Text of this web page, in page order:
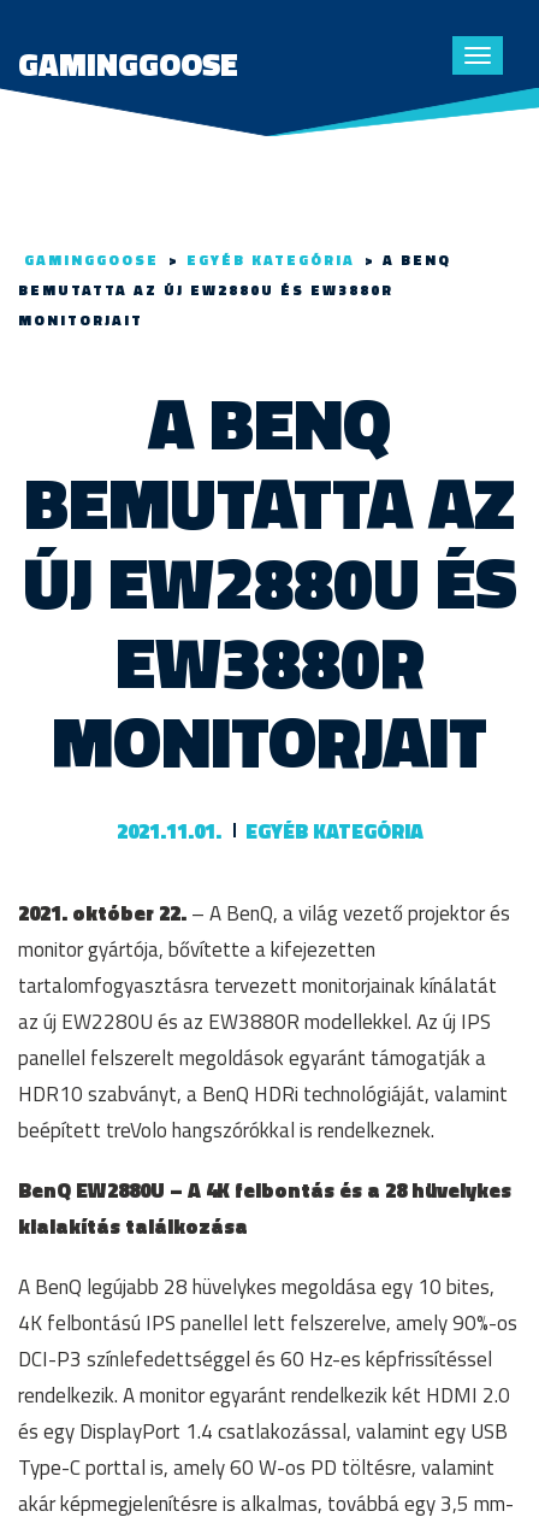
Toggle
GAMINGGOOSE
GAMINGGOOSE > EGYÉB KATEGÓRIA > A BENQ
BEMUTATTA AZ ÚJ EW2880U ÉS EW3880R
MONITORJAIT
A BENQ
BEMUTATTA AZ
ÚJ EW2880U ÉS
EW3880R
MONITORJAIT
2021.11.01. EGYÉB KATEGÓRIA
2021. október 22.– A BenQ, a világ vezető projektor és
monitor gyártója, bővítette a kifejezetten
tartalomfogyasztásra tervezett monitorjainak kínálatát
az új EW2280U és az EW3880R modellekkel. Az új IPS
panellel felszerelt megoldások egyaránt támogatják a
HDR10 szabványt, a BenQ HDRi technológiáját, valamint
beépített treVolo hangszórókkal is rendelkeznek.
BenQ EW2880U – A 4K felbontás és a 28 hüvelykes
kialakítás találkozása
A BenQ legújabb 28 hüvelykes megoldása egy 10 bites,
4K felbontású IPS panellel lett felszerelve, amely 90%-os
DCI-P3 színlefedettséggel és 60 Hz-es képfrissítéssel
rendelkezik. A monitor egyaránt rendelkezik két HDMI 2.0
és egy DisplayPort 1.4 csatlakozással, valamint egy USB
Type-C porttal is, amely 60 W-os PD töltésre, valamint
akár képmegjelenítésre is alkalmas, továbbá egy 3,5 mm-